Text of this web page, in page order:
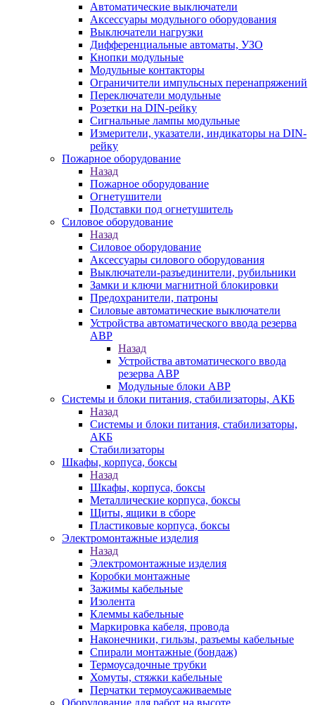
Автоматические выключатели
Аксессуары модульного оборудования
Выключатели нагрузки
Дифференциальные автоматы, УЗО
Кнопки модульные
Модульные контакторы
Ограничители импульсных перенапряжений
Переключатели модульные
Розетки на DIN-рейку
Сигнальные лампы модульные
Измерители, указатели, индикаторы на DIN-
рейку
Пожарное оборудование
Назад
Пожарное оборудование
Огнетушители
Подставки под огнетушитель
Силовое оборудование
Назад
Силовое оборудование
Аксессуары силового оборудования
Выключатели-разъединители, рубильники
Замки и ключи магнитной блокировки
Предохранители, патроны
Силовые автоматические выключатели
Устройства автоматического ввода резерва
АВР
Назад
Устройства автоматического ввода
резерва АВР
Модульные блоки АВР
Системы и блоки питания, стабилизаторы, АКБ
Назад
Системы и блоки питания, стабилизаторы,
АКБ
Стабилизаторы
Шкафы, корпуса, боксы
Назад
Шкафы, корпуса, боксы
Металлические корпуса, боксы
Щиты, ящики в сборе
Пластиковые корпуса, боксы
Электромонтажные изделия
Назад
Электромонтажные изделия
Коробки монтажные
Зажимы кабельные
Изолента
Клеммы кабельные
Маркировка кабеля, провода
Наконечники, гильзы, разъемы кабельные
Спирали монтажные (бондаж)
Термоусадочные трубки
Хомуты, стяжки кабельные
Перчатки термоусаживаемые
Оборудование для работ на высоте